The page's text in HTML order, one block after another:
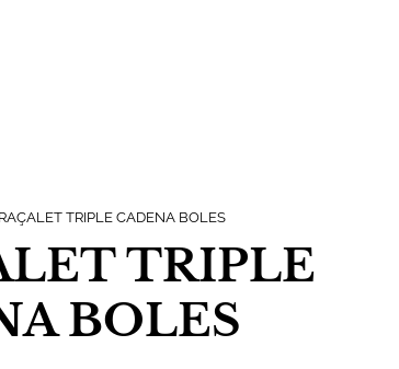
TRIPLE CADENA BOLES
TRIPLE
BOLES